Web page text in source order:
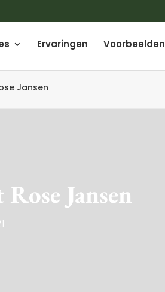
Ervaringen Voorbeelden
Jansen
Jansen